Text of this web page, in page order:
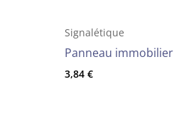
Signalétique
Panneau immobilier
3,84€